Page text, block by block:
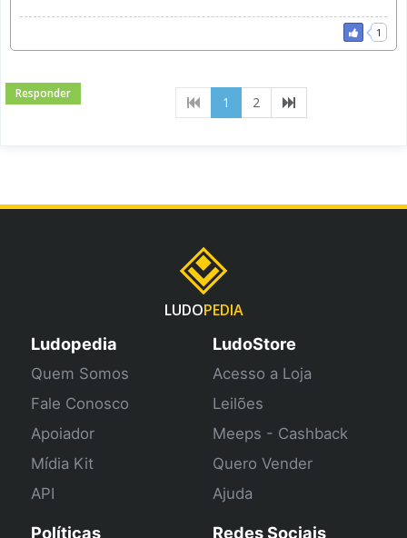
1
Responder
1 (current)
2
LUDOPEDIA
Ludopedia
Quem Somos
Fale Conosco
Apoiador
Mídia Kit
API
LudoStore
Acesso a Loja
Leilões
Meeps - Cashback
Quero Vender
Ajuda
Políticas Redes Sociais